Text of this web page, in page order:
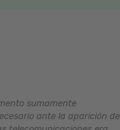
sumamente
ante la aparición de